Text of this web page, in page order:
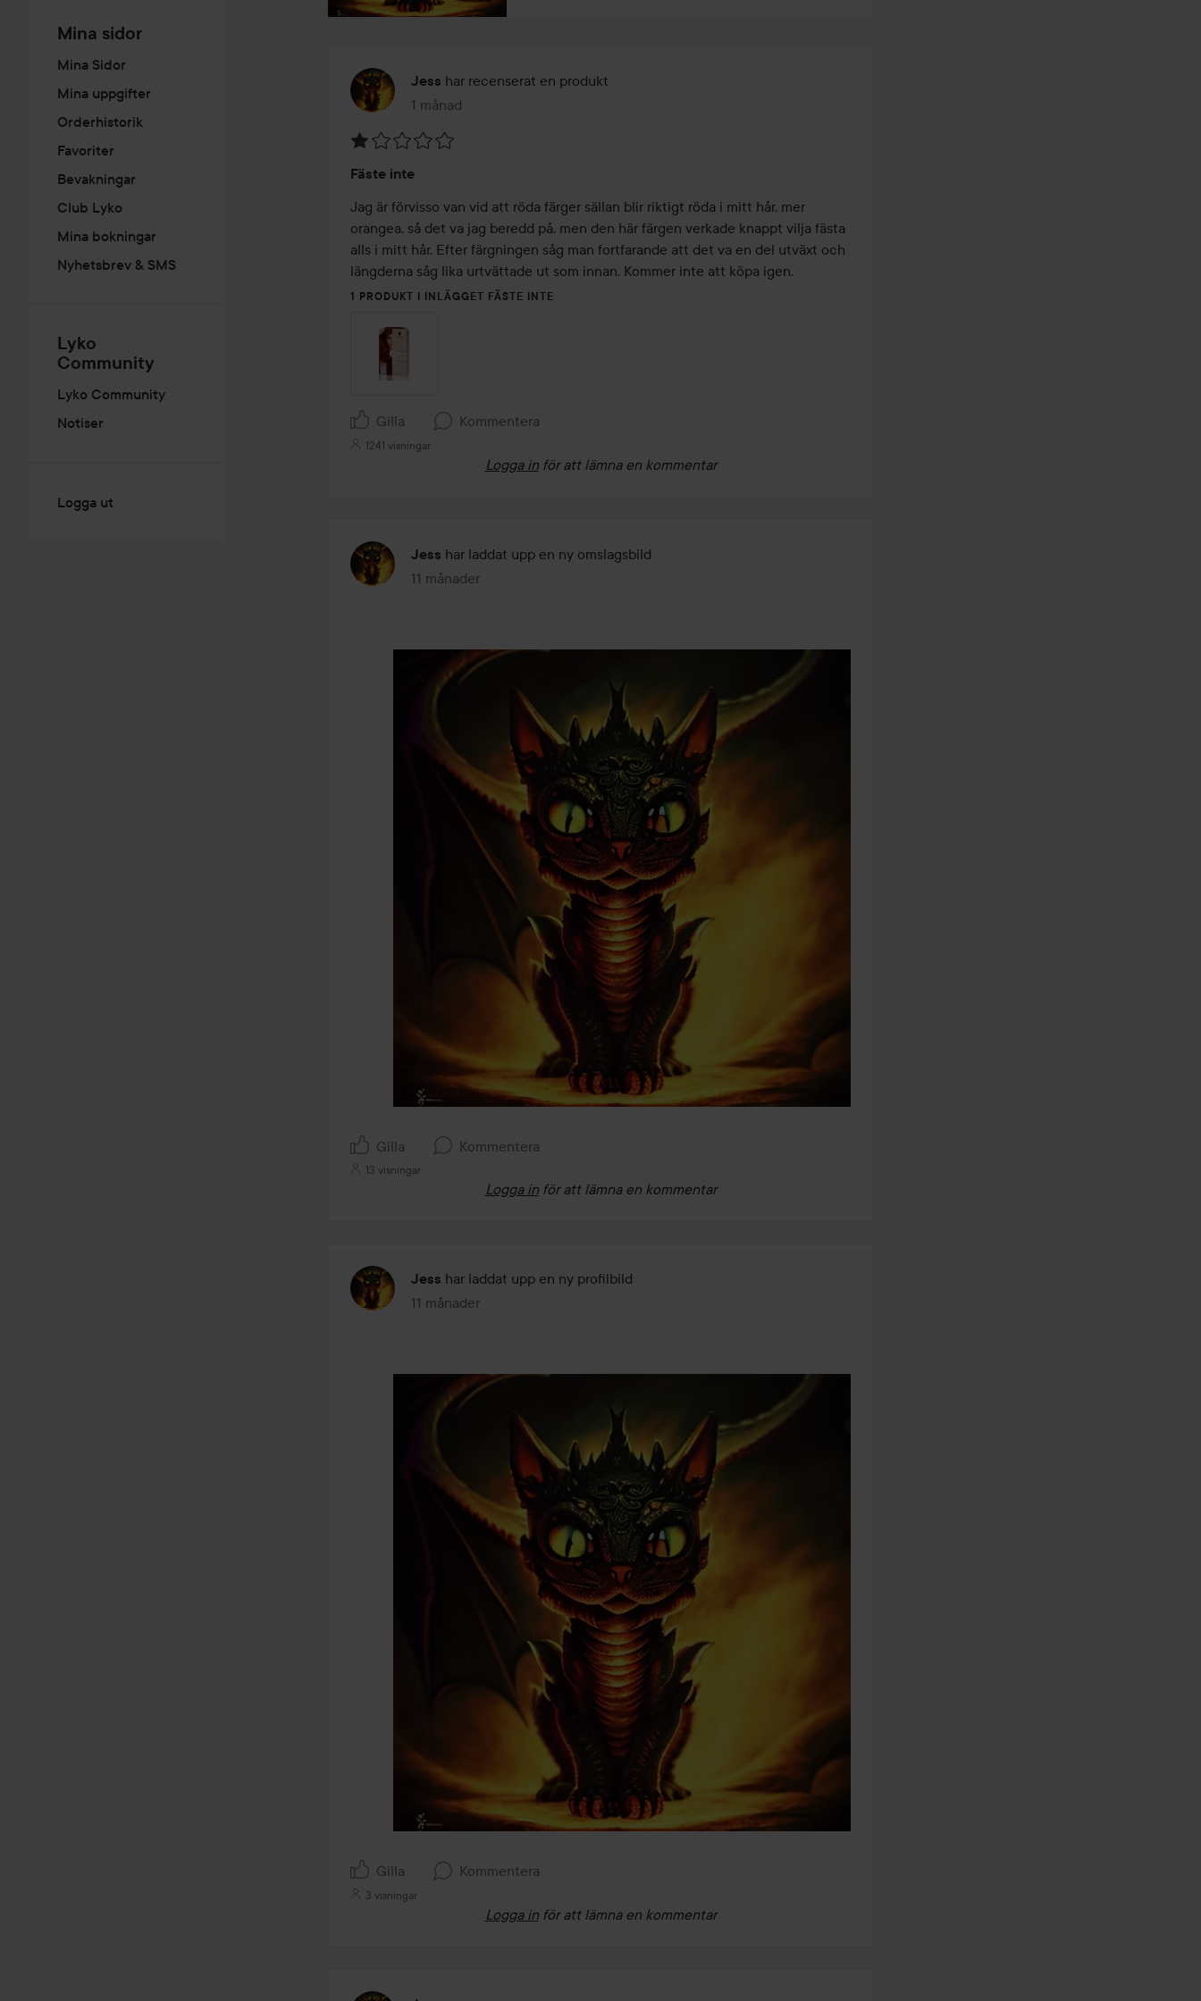
Mina sidor
Mina Sidor
Mina uppgifter
Orderhistorik
Favoriter
Bevakningar
Club Lyko
Mina bokningar
Nyhetsbrev & SMS
Lyko
Community
Lyko Community
Notiser
Logga ut
Jess har recenserat en produkt
1 månad
Inlägget skapades 1 månad
1
av
5
Fäste inte
Jag är förvisso van vid att röda färger sällan blir riktigt röda i mitt hår, mer
orangea, så det va jag beredd på, men den här färgen verkade knappt vilja fästa
alls i mitt hår. Efter färgningen såg man fortfarande att det va en del utväxt och
längderna såg lika urtvättade ut som innan. Kommer inte att köpa igen.
1 PRODUKT I INLÄGGET FÄSTE INTE
Gilla Kommentera
1241 visningar
Logga in för att lämna en kommentar
Jess har laddat upp en ny omslagsbild
11 månader
Inlägget skapades 11 månader
Gilla Kommentera
13 visningar
Logga in för att lämna en kommentar
Jess har laddat upp en ny profilbild
11 månader
Inlägget skapades 11 månader
Gilla Kommentera
3 visningar
Logga in för att lämna en kommentar